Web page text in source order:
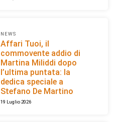
NEWS
Affari Tuoi, il
commovente addio di
Martina Miliddi dopo
l’ultima puntata: la
dedica speciale a
Stefano De Martino
19 Luglio 2026